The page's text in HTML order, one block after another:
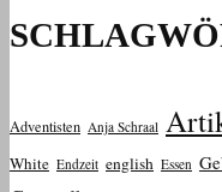
Adventisten Anja Schraal
White Endzeit english Essen